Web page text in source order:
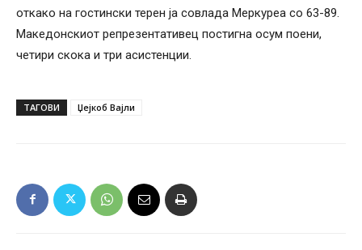
откако на гостински терен ја совлада Меркуреа со 63-89.
Македонскиот репрезентативец постигна осум поени,
четири скока и три асистенции.
ТАГОВИ Џејкоб Вајли